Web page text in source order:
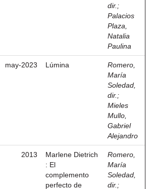
dir. ;
Palacios
Plaza,
Natalia
Paulina
may-2023 Lúmina
Romero,
María
Soledad,
dir. ;
Mieles
Mullo,
Gabriel
Alejandro
2013
Marlene Dietrich
: El
complemento
perfecto de
Romero,
María
Soledad,
dir. ;